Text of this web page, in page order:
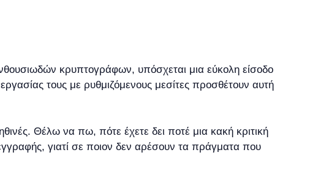
κρυπτογράφων, υπόσχεται μια εύκολη είσοδο
τους με ρυθμιζόμενους μεσίτες προσθέτουν αυτή
Θέλω να πω, πότε έχετε δει ποτέ μια κακή κριτική
εγγραφής, γιατί σε ποιον δεν αρέσουν τα πράγματα που